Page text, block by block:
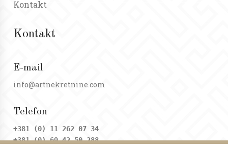
Kontakt
Kontakt
E-mail
info@artnekretnine.com
Telefon
+381 (0) 11 262 07 34
+381 (0) 69 42 50 288